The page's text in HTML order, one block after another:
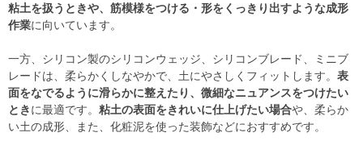
粘土を扱うときや、筋模様をつける・形をくっきり出すような成形
作業に向いています。
一方、シリコン製のシリコンウェッジ、シリコンブレード、ミニブ
レードは、柔らかくしなやかで、土にやさしくフィットします。 表
面をなでるように滑らかに整えたり、微細なニュアンスをつけたい
ときに最適です。 粘土の表面をきれいに仕上げたい場合や、柔らか
い土の成形、また、化粧泥を使った装飾などにおすすめです。